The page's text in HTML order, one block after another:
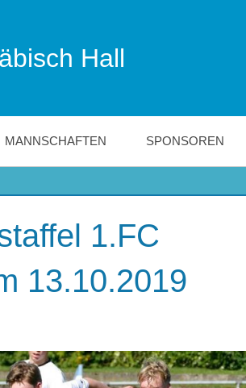
Hall
MANNSCHAFTEN SPONSOREN
1.FC
13.10.2019